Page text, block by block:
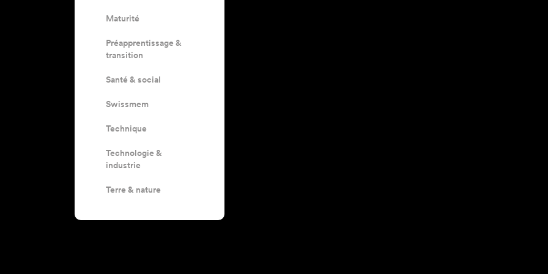
Maturité
Préapprentissage &
transition
Santé & social
Swissmem
Technique
Technologie &
industrie
Terre & nature